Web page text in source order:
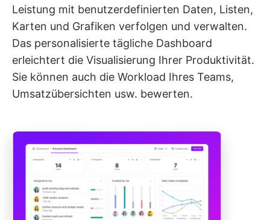
Leistung mit benutzerdefinierten Daten, Listen,
Karten und Grafiken verfolgen und verwalten.
Das personalisierte tägliche Dashboard
erleichtert die Visualisierung Ihrer Produktivität.
Sie können auch die Workload Ihres Teams,
Umsatzübersichten usw. bewerten.